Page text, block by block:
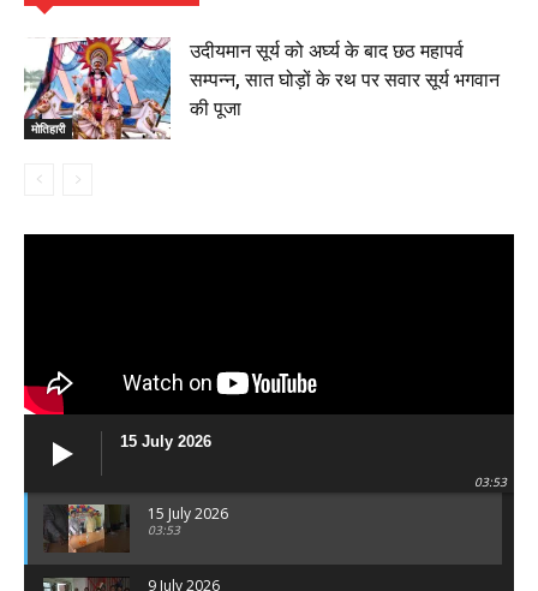
मोतिहारी
उदीयमान सूर्य को अर्घ्य के बाद छठ महापर्व
सम्पन्न, सात घोड़ों के रथ पर सवार सूर्य भगवान
की पूजा
15 July 2026
03:53
15 July 2026
03:53
9 July 2026